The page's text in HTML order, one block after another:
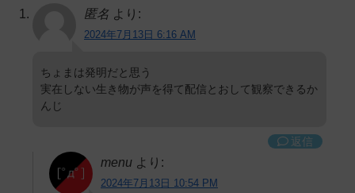
匿名 より:
2024年7月13日 6:16 AM
ちょまは発明だと思う
実在しない生き物が声を得て配信とおして観察できるか
んじ
返信
menu より:
2024年7月13日 10:54 PM